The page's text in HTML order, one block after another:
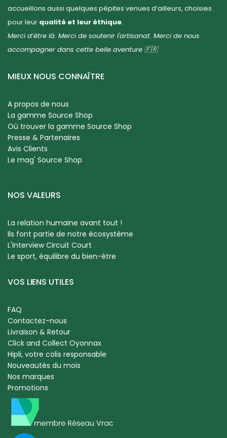
accueillons aussi quelques pépites venues d’ailleurs, choisies
pour leur qualité et leur éthique.
Merci d’être là. Merci de soutenir l'artisanat. Merci de nous
accompagner dans cette belle aventure 🇫🇷
MIEUX NOUS CONNAÎTRE
A propos de nous
La gamme Source Shop
Où trouver la gamme Source Shop
Presse & Partenaires
Avis Clients
Le mag' Source Shop
NOS VALEURS
La relation humaine avant tout !
Ils font partie de notre écosystème
L'Interview Circuit Court
Le sport, équilibre du bien-être
VOS LIENS UTILES
FAQ
Contactez-nous
Livraison & Retour
Click and Collect Oyonnax
Hipli, votre colis responsable
Nouveautés du mois
Nos marques
Promotions